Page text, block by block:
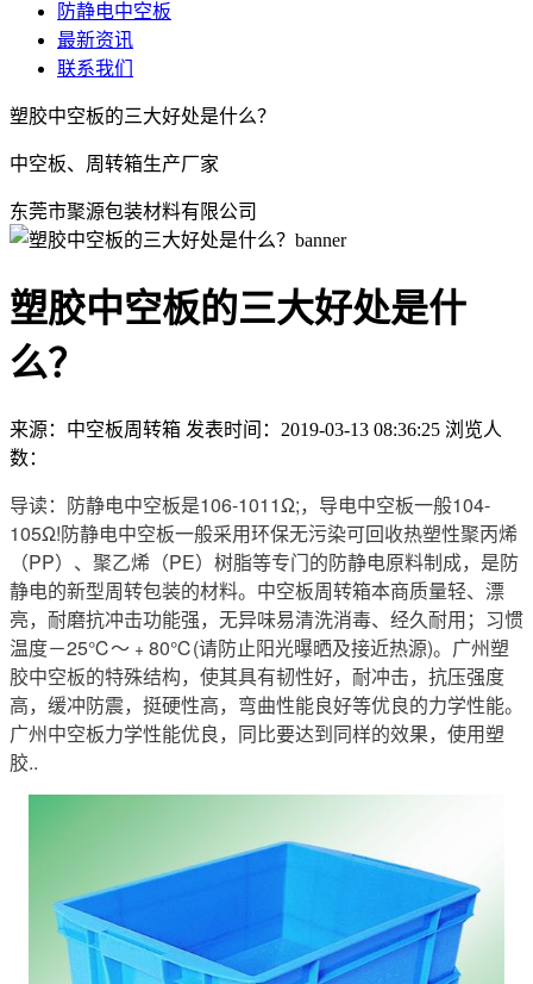
防静电中空板
最新资讯
联系我们
塑胶中空板的三大好处是什么？
中空板、周转箱生产厂家
东莞市聚源包装材料有限公司
塑胶中空板的三大好处是什
么？
来源：中空板周转箱 发表时间：2019-03-13 08:36:25 浏览人
数：
导读：防静电中空板是106-1011Ω;，导电中空板一般104-
105Ω!防静电中空板一般采用环保无污染可回收热塑性聚丙烯
（PP）、聚乙烯（PE）树脂等专门的防静电原料制成，是防
静电的新型周转包装的材料。中空板周转箱本商质量轻、漂
亮，耐磨抗冲击功能强，无异味易清洗消毒、经久耐用；习惯
温度－25℃～﹢80℃(请防止阳光曝晒及接近热源)。广州塑
胶中空板的特殊结构，使其具有韧性好，耐冲击，抗压强度
高，缓冲防震，挺硬性高，弯曲性能良好等优良的力学性能。
广州中空板力学性能优良，同比要达到同样的效果，使用塑
胶..